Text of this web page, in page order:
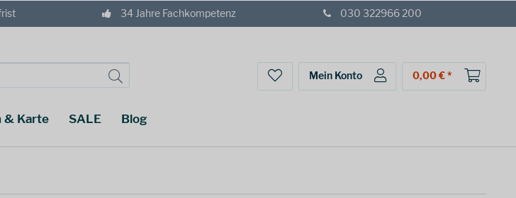
34 Jahre Fachkompetenz 030 322966 200
Mein Konto 0,00 € *
& Karte SALE Blog